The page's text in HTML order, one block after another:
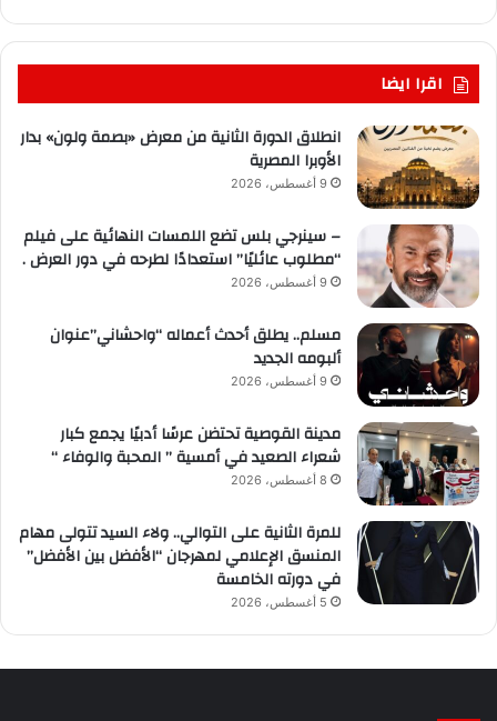
اقرا ايضا
انطلاق الدورة الثانية من معرض «بصمة ولون» بدار
الأوبرا المصرية
9 أغسطس، 2026
– سينرجي بلس تضع اللمسات النهائية على فيلم
“مطلوب عائليًا” استعدادًا لطرحه في دور العرض .
9 أغسطس، 2026
مسلم.. يطلق أحدث أعماله “واحشاني”عنوان
ألبومه الجديد
9 أغسطس، 2026
مدينة القوصية تحتضن عرسًا أدبيًا يجمع كبار
شعراء الصعيد في أمسية ” المحبة والوفاء “
8 أغسطس، 2026
للمرة الثانية على التوالي.. ولاء السيد تتولى مهام
المنسق الإعلامي لمهرجان “الأفضل بين الأفضل”
في دورته الخامسة
5 أغسطس، 2026